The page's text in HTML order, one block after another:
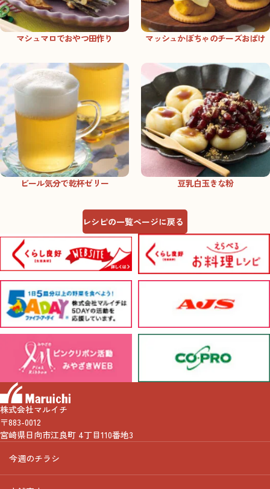
マシュマロでおやつ田作り マッシュかぼちゃのチーズおばけ
ビール気分で乾杯ゼリー 豆乳白玉きな粉
レシピの一覧ページに戻る
株式会社マルイチ
〒883-0012
宮崎県日向市江良町 4丁目110番地3
今週のチラシ